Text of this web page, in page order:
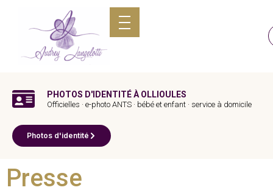
PHOTOS D'IDENTITÉ À OLLIOULES
Officielles · e-photo ANTS · bébé et enfant · service à domicile
Photos d'identité
Presse